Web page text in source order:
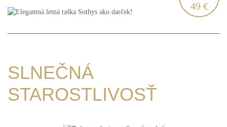
49 €
SLNEČNÁ
STAROSTLIVOSŤ